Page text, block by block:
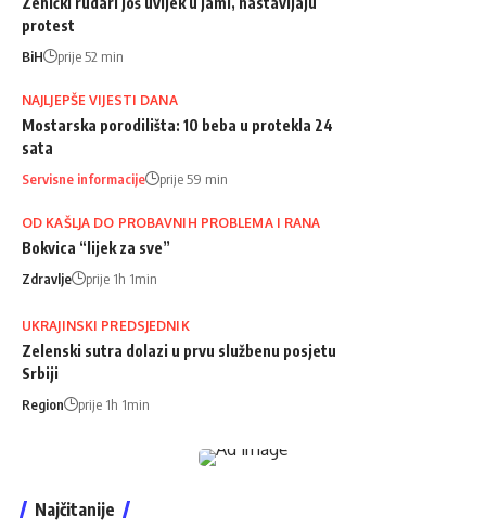
protest
BiH prije 52 min
NAJLJEPŠE VIJESTI DANA
Mostarska porodilišta: 10 beba u protekla 24
sata
Servisne informacije prije 59 min
OD KAŠLJA DO PROBAVNIH PROBLEMA I RANA
Bokvica “lijek za sve”
Zdravlje prije 1h 1min
UKRAJINSKI PREDSJEDNIK
Zelenski sutra dolazi u prvu službenu posjetu
Srbiji
Region prije 1h 1min
Najčitanije